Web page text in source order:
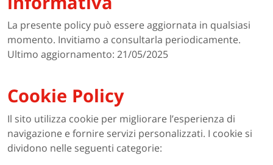
La presente policy può essere aggiornata in qualsiasi
momento. Invitiamo a consultarla periodicamente.
Ultimo aggiornamento: 21/05/2025
Cookie Policy
Il sito utilizza cookie per migliorare l’esperienza di
navigazione e fornire servizi personalizzati. I cookie si
dividono nelle seguenti categorie: